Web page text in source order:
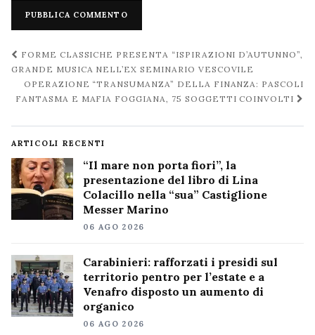
Navigazione
post
FORME CLASSICHE PRESENTA “ISPIRAZIONI D’AUTUNNO”,
GRANDE MUSICA NELL’EX SEMINARIO VESCOVILE
OPERAZIONE “TRANSUMANZA” DELLA FINANZA: PASCOLI
FANTASMA E MAFIA FOGGIANA, 75 SOGGETTI COINVOLTI
ARTICOLI RECENTI
“Il mare non porta fiori”, la
presentazione del libro di Lina
Colacillo nella “sua” Castiglione
Messer Marino
06 AGO 2026
Carabinieri: rafforzati i presidi sul
territorio pentro per l’estate e a
Venafro disposto un aumento di
organico
06 AGO 2026